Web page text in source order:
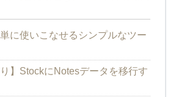
に使いこなせるシンプルなツー
】StockにNotesデータを移行す